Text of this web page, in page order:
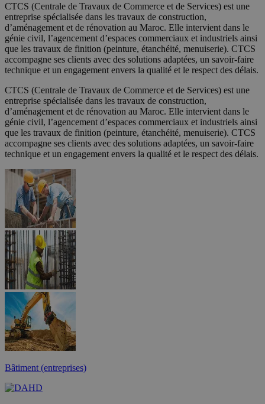
CTCS (Centrale de Travaux de Commerce et de Services) est une
entreprise spécialisée dans les travaux de construction,
d’aménagement et de rénovation au Maroc. Elle intervient dans le
génie civil, l’agencement d’espaces commerciaux et industriels ainsi
que les travaux de finition (peinture, étanchéité, menuiserie). CTCS
accompagne ses clients avec des solutions adaptées, un savoir-faire
technique et un engagement envers la qualité et le respect des délais.
CTCS (Centrale de Travaux de Commerce et de Services) est une
entreprise spécialisée dans les travaux de construction,
d’aménagement et de rénovation au Maroc. Elle intervient dans le
génie civil, l’agencement d’espaces commerciaux et industriels ainsi
que les travaux de finition (peinture, étanchéité, menuiserie). CTCS
accompagne ses clients avec des solutions adaptées, un savoir-faire
technique et un engagement envers la qualité et le respect des délais.
Bâtiment (entreprises)